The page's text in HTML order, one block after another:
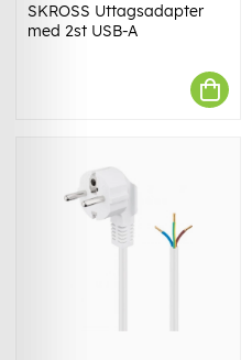
SKROSS Uttagsadapter
med 2st USB-A